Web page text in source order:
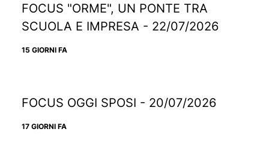
FOCUS "ORME", UN PONTE TRA
SCUOLA E IMPRESA - 22/07/2026
15 GIORNI FA
FOCUS OGGI SPOSI - 20/07/2026
17 GIORNI FA